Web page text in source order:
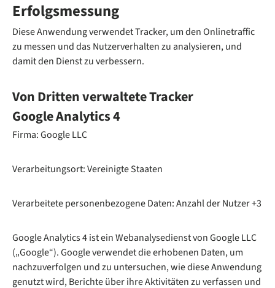
Erfolgsmessung
Diese Anwendung verwendet Tracker, um den Onlinetraffic
zu messen und das Nutzerverhalten zu analysieren, und
damit den Dienst zu verbessern.
Von Dritten verwaltete Tracker
Google Analytics 4
Firma: Google LLC
Verarbeitungsort: Vereinigte Staaten
Verarbeitete personenbezogene Daten: Anzahl der Nutzer +3
Google Analytics 4 ist ein Webanalysedienst von Google LLC
(„Google“). Google verwendet die erhobenen Daten, um
nachzuverfolgen und zu untersuchen, wie diese Anwendung
genutzt wird, Berichte über ihre Aktivitäten zu verfassen und